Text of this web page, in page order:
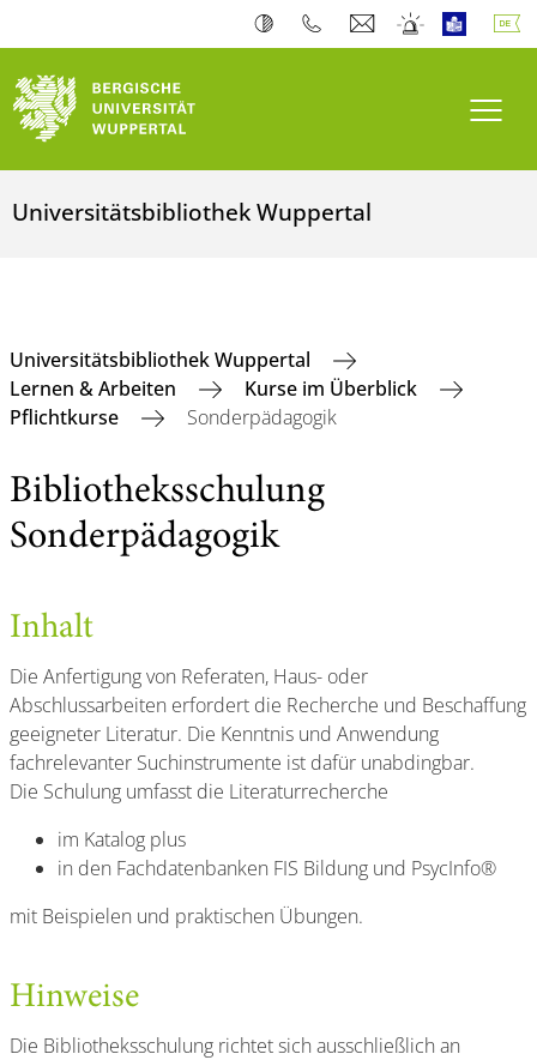
Universitätsbibliothek Wuppertal
Universitätsbibliothek Wuppertal
Lernen & Arbeiten
Kurse im Überblick
Pflichtkurse
Sonderpädagogik
Bibliotheksschulung
Sonderpädagogik
Inhalt
Die Anfertigung von Referaten, Haus- oder
Abschlussarbeiten erfordert die Recherche und Beschaffung
geeigneter Literatur. Die Kenntnis und Anwendung
fachrelevanter Suchinstrumente ist dafür unabdingbar.
Die Schulung umfasst die Literaturrecherche
im Katalog plus
in den Fachdatenbanken FIS Bildung und PsycInfo®
mit Beispielen und praktischen Übungen.
Hinweise
Die Bibliotheksschulung richtet sich ausschließlich an